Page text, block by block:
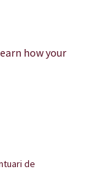
how your
de